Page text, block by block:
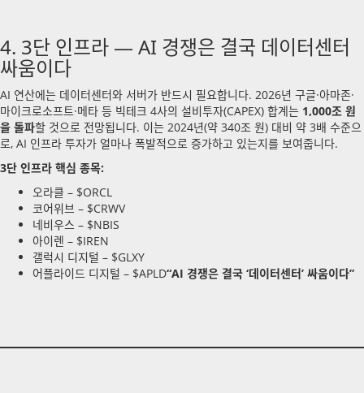
4. 3단 인프라 — AI 경쟁은 결국 데이터센터
싸움이다
AI 연산에는 데이터센터와 서버가 반드시 필요합니다. 2026년 구글·아마존·
마이크로소프트·메타 등 빅테크 4사의 설비투자(CAPEX) 합계는 1,000조 원
을 돌파할 것으로 전망됩니다. 이는 2024년(약 340조 원) 대비 약 3배 수준으
로, AI 인프라 투자가 얼마나 폭발적으로 증가하고 있는지를 보여줍니다.
3단 인프라 핵심 종목:
오라클 – $ORCL
코어위브 – $CRWV
네비우스 – $NBIS
아이렌 – $IREN
갤럭시 디지털 – $GLXY
어플라이드 디지털 – $APLD“AI 경쟁은 결국 ‘데이터센터’ 싸움이다”